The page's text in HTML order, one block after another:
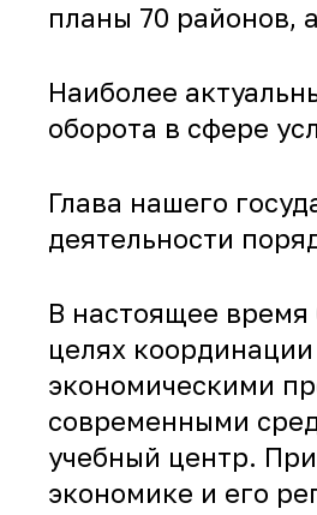
планы 70 районов,
Наиболее
оборота в сфере
Глава нашего
деятельности
В настоящее время
целях
экономическими
современными
учебный центр.
экономике и его